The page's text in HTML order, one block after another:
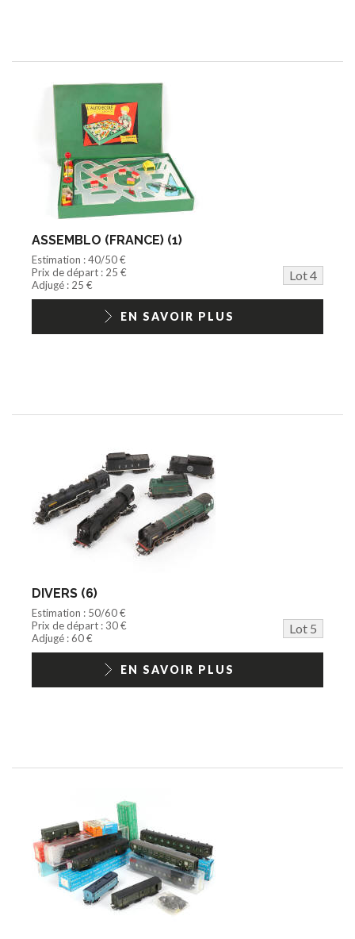
ASSEMBLO (FRANCE) (1)
Estimation : 40/50 €
Prix de départ : 25 €
Lot 4
Adjugé : 25 €
EN SAVOIR PLUS
DIVERS (6)
Estimation : 50/60 €
Prix de départ : 30 €
Lot 5
Adjugé : 60 €
EN SAVOIR PLUS